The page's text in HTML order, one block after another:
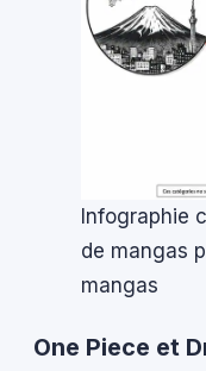
Infographie
de mangas
mangas
One Piece et